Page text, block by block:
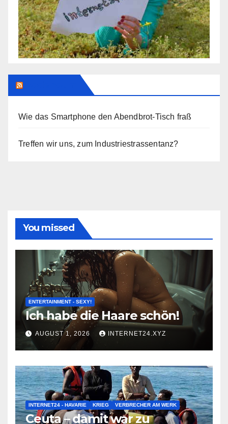
Wie das Smartphone den Abendbrot-Tisch fraß
Treffen wir uns, zum Industriestrassentanz?
You missed
ENTERTAINMENT - SEXY!
Ich habe die Haare schön!
AUGUST 1, 2026 INTERNET24.XYZ
INTERNET24 - HAVARIE KRIEG VERBRECHER AM WERK
Ceuta – damit war zu